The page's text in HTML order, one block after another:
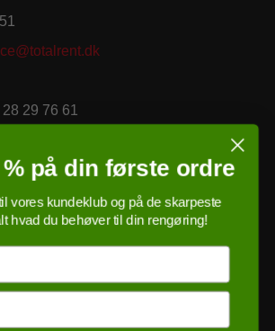
29 76 61
på din første ordre
vores kundeklub og på de skarpeste
hvad du behøver til din rengøring!